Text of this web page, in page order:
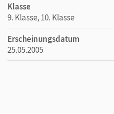
Klasse
9. Klasse, 10. Klasse
Erscheinungsdatum
25.05.2005